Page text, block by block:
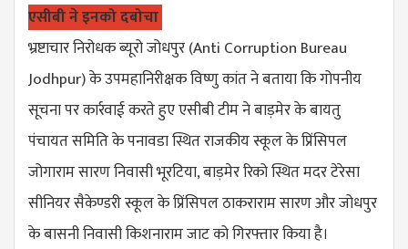
एसीबी ने इनको दबोचा
भ्रष्टाचार निरोधक ब्यूरो जोधपुर (Anti Corruption Bureau
Jodhpur) के उपमहानिरीक्षक विष्णु कांत ने बताया कि गोपनीय
सूचना पर कार्रवाई करते हुए एसीबी टीम ने बाड़मेर के बायतु
पंचायत समिति के पनावडा स्थित राजकीय स्कूल के प्रिंसिपल
जोगाराम सारण निवासी भूरटिया, बाड़मेर रिको स्थित मदर टेरेसा
सीनियर सैकेण्डरी स्कूल के प्रिंसिपल ठाकराराम सारण और जोधपुर
के बासनी निवासी किशनाराम जाट को गिरफ्तार किया है।